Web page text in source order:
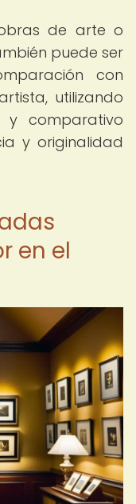
de arte o
puede ser
con
utilizando
y comparativo
y originalidad
en el